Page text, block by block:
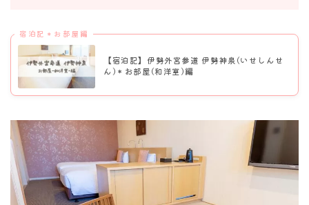
宿泊記＊お部屋編
【宿泊記】伊勢外宮参道 伊勢神泉(いせしんせ
ん)＊お部屋(和洋室)編